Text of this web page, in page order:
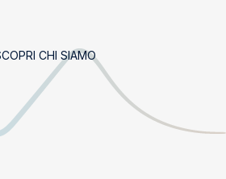
CHI SIAMO